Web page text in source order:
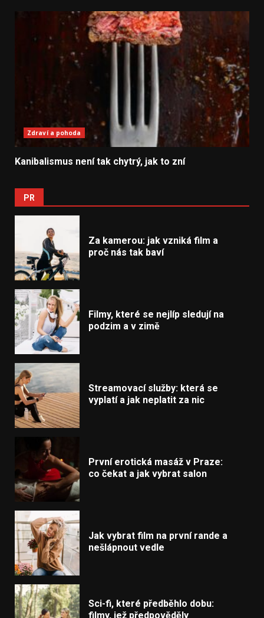
Zdraví a pohoda
Kanibalismus není tak chytrý, jak to zní
PR
Za kamerou: jak vzniká film a
proč nás tak baví
Filmy, které se nejlíp sledují na
podzim a v zimě
Streamovací služby: která se
vyplatí a jak neplatit za nic
První erotická masáž v Praze:
co čekat a jak vybrat salon
Jak vybrat film na první rande a
nešlápnout vedle
Sci-fi, které předběhlo dobu:
filmy, jež předpověděly